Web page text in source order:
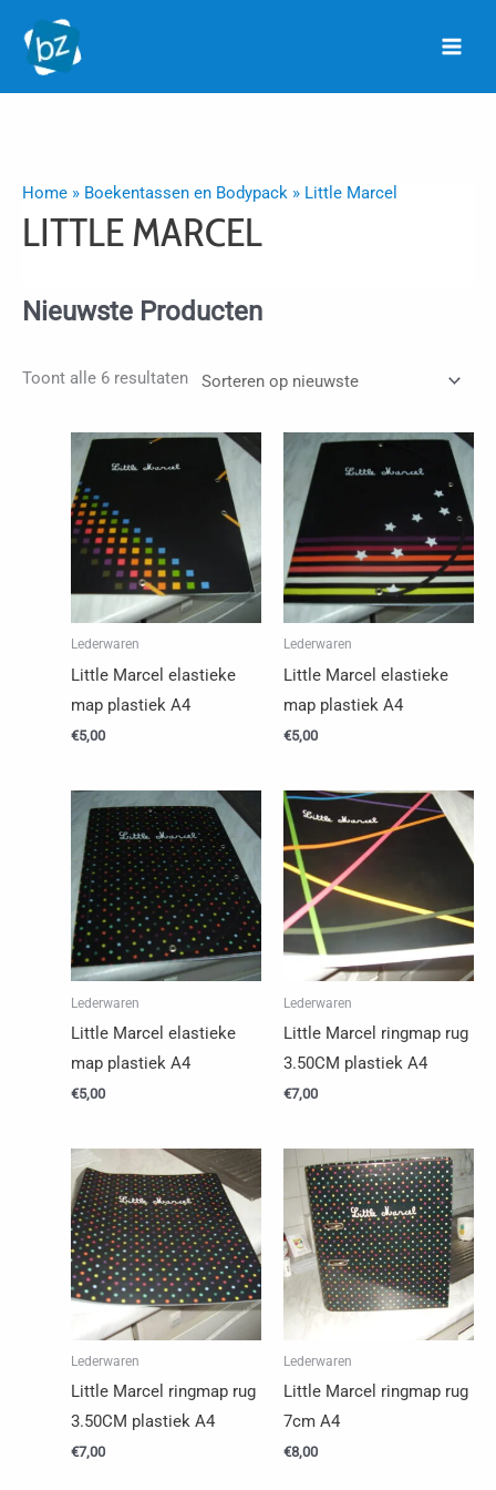
naar
Home » Boekentassen en Bodypack » Little Marcel
LITTLE MARCEL
Nieuwste Producten
Toont alle 6 resultatenGesorteerd
nieuwste
Lederwaren
Little Marcel elastieke
map plastiek A4
€5,00
Lederwaren
Little Marcel elastieke
map plastiek A4
€5,00
Lederwaren
Little Marcel elastieke
map plastiek A4
€5,00
Lederwaren
Little Marcel ringmap rug
3.50CM plastiek A4
€7,00
Lederwaren
Little Marcel ringmap rug
3.50CM plastiek A4
€7,00
Lederwaren
Little Marcel ringmap rug
7cm A4
€8,00